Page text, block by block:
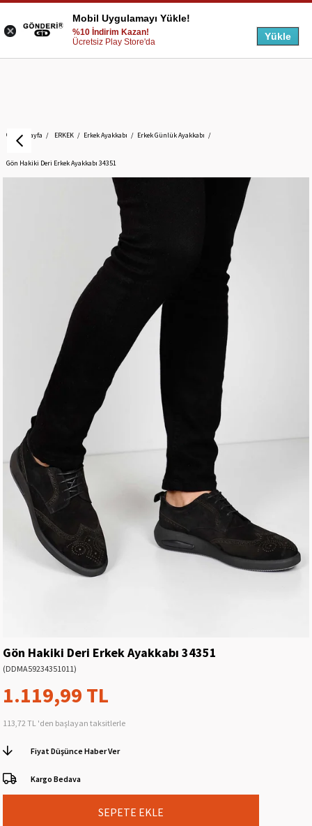
Anasayfa ERKEK Erkek Ayakkabı Erkek Günlük Ayakkabı
Gön Hakiki Deri Erkek Ayakkabı 34351
Gön Hakiki Deri Erkek Ayakkabı 34351
(DDMA59234351011)
1.119,99 TL
113,72 TL 'den başlayan taksitlerle
Fiyat Düşünce Haber Ver
Kargo Bedava
Mobil Uygulamayı Yükle!
%10 İndirim Kazan!
Ücretsiz Play Store'da
Yükle